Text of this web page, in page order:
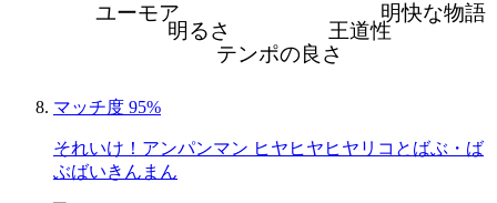
明快な物語
王道性
テンポの良さ
明るさ
ユーモア
マッチ度 95%
それいけ！アンパンマン ヒヤヒヤヒヤリコとばぶ・ば
ぶばいきんまん